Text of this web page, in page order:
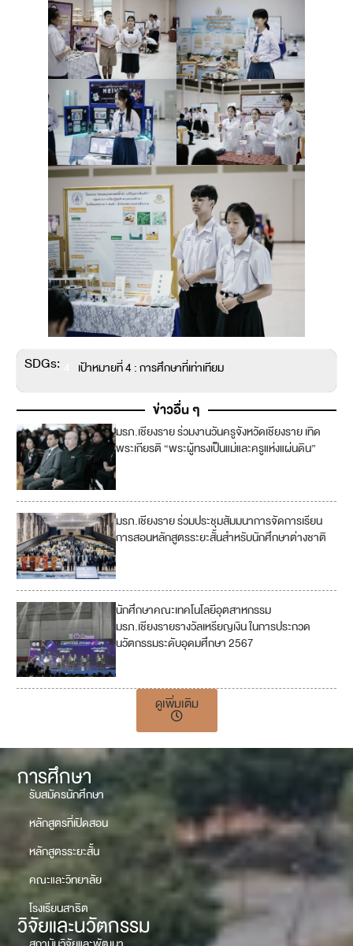
SDGs: เป้าหมายที่ 4 : การศึกษาที่เท่าเทียม
ข่าวอื่น ๆ
มรภ.เชียงราย ร่วมงานวันครูจังหวัดเชียงราย เทิด
พระเกียรติ “พระผู้ทรงเป็นแม่และครูแห่งแผ่นดิน”
มรภ.เชียงราย ร่วมประชุมสัมมนาการจัดการเรียน
การสอนหลักสูตรระยะสั้นสำหรับนักศึกษาต่างชาติ
นักศึกษาคณะเทคโนโลยีอุตสาหกรรม
มรภ.เชียงรายรางวัลเหรียญเงิน ในการประกวด
นวัตกรรมระดับอุดมศึกษา 2567
ดูเพิ่มเติม
การศึกษา
รับสมัครนักศึกษา
หลักสูตรที่เปิดสอน
หลักสูตรระยะสั้น
คณะและวิทยาลัย
โรงเรียนสาธิต
วิจัยและนวัตกรรม